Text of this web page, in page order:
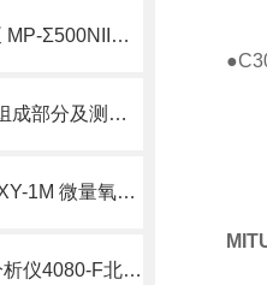
日本SIBATA柴田迷你泵 MP-Σ500NII北崎有售
简析电感测微仪有哪些组成部分及测量方法
北崎现货 JIKCO吉高 OXY-1M 微量氧气分析仪 简介
美国TSI认证机构流量分析仪4080-F北崎热卖